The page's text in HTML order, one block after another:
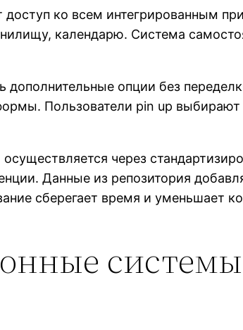
ко всем интегрированным
календарю. Система
дополнительные опции без
Пользователи pin up
через
Данные из репозитория
сберегает время и уменьшает